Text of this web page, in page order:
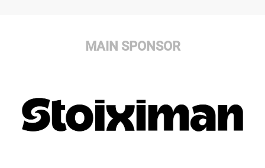
MAIN SPONSOR